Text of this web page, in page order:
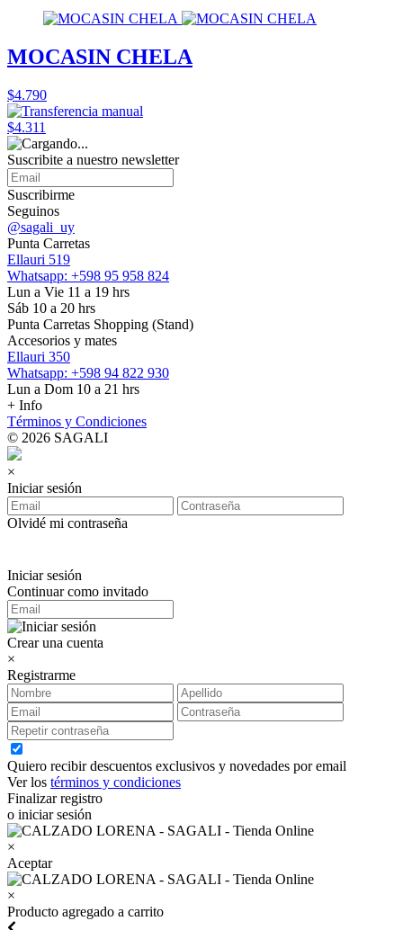
MOCASIN CHELA
$4.790
$4.311
Suscribite a nuestro newsletter
Suscribirme
Seguinos
@sagali_uy
Punta Carretas
Ellauri 519
Whatsapp: +598 95 958 824
Lun a Vie 11 a 19 hrs
Sáb 10 a 20 hrs
Punta Carretas Shopping (Stand)
Accesorios y mates
Ellauri 350
Whatsapp: +598 94 822 930
Lun a Dom 10 a 21 hrs
+ Info
Términos y Condiciones
© 2026 SAGALI
×
Iniciar sesión
Olvidé mi contraseña
Iniciar sesión
Continuar como invitado
Crear una cuenta
×
Registrarme
Quiero recibir descuentos exclusivos y novedades por email
Ver los términos y condiciones
Finalizar registro
o iniciar sesión
×
Aceptar
×
Producto agregado a carrito